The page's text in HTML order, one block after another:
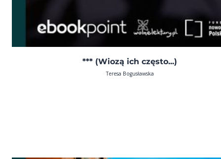
*** (Wiozą ich często...)
Teresa Bogusławska